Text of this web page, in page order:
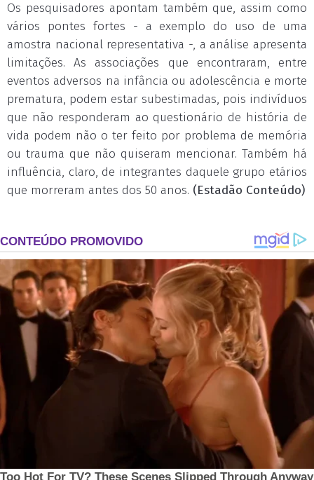
Os pesquisadores apontam também que, assim como
vários pontes fortes - a exemplo do uso de uma
amostra nacional representativa -, a análise apresenta
limitações. As associações que encontraram, entre
eventos adversos na infância ou adolescência e morte
prematura, podem estar subestimadas, pois indivíduos
que não responderam ao questionário de história de
vida podem não o ter feito por problema de memória
ou trauma que não quiseram mencionar. Também há
influência, claro, de integrantes daquele grupo etários
que morreram antes dos 50 anos. (Estadão Conteúdo)